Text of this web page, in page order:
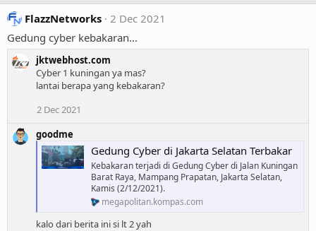
FlazzNetworks
2 Dec 2021
Gedung cyber kebakaran...
jktwebhost.com
Cyber 1 kuningan ya mas?
lantai berapa yang kebakaran?
2 Dec 2021
goodme
Gedung Cyber di Jakarta Selatan Terbakar
Kebakaran terjadi di Gedung Cyber di Jalan Kuningan
Barat Raya, Mampang Prapatan, Jakarta Selatan,
Kamis (2/12/2021).
megapolitan.kompas.com
kalo dari berita ini si lt 2 yah